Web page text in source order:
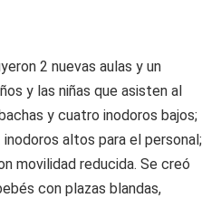
2 nuevas aulas y un
y las niñas que asisten al
y cuatro inodoros bajos;
altos para el personal;
movilidad reducida. Se creó
con plazas blandas,